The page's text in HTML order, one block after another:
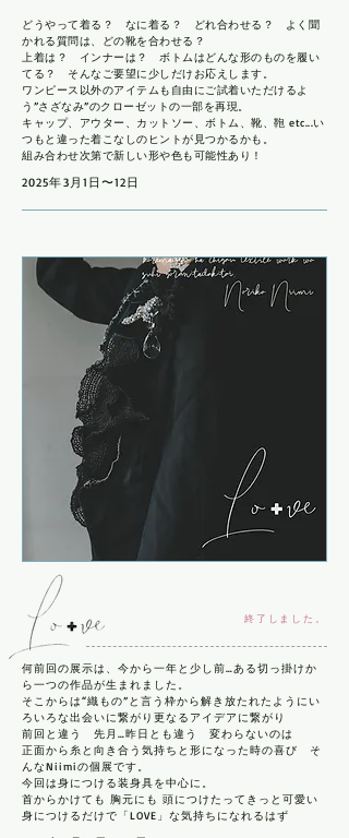
どうやって着る？ なに着る？ どれ合わせる？ よく聞
かれる質問は、どの靴を合わせる？
上着は？ インナーは？ ボトムはどんな形のものを履い
てる？ そんなご要望に少しだけお応えします。
ワンピース以外のアイテムも自由にご試着いただけるよ
う”さざなみ”のクローゼットの一部を再現。
キャップ、アウター、カットソー、ボトム、靴、鞄 etc...い
つもと違った着こなしのヒントが見つかるかも。
組み合わせ次第で新しい形や色も可能性あり！
2025年3月1日〜12日
何前回の展示は、今から一年と少し前…ある切っ掛けか
ら一つの作品が生まれました。
そこからは“織もの”と言う枠から解き放たれたようにい
ろいろな出会いに繋がり更なるアイデアに繋がり
前回と違う 先月…昨日とも違う 変わらないのは
正面から糸と向き合う気持ちと形になった時の喜び そ
んなNiimiの個展です。
今回は身につける装身具を中心に。
首からかけても 胸元にも 頭につけたってきっと可愛い
身につけるだけで「LOVE」な気持ちになれるはず
終了しました。